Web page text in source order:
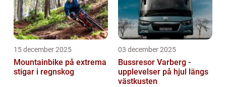
15 december 2025
Mountainbike på extrema
stigar i regnskog
03 december 2025
Bussresor Varberg -
upplevelser på hjul längs
västkusten